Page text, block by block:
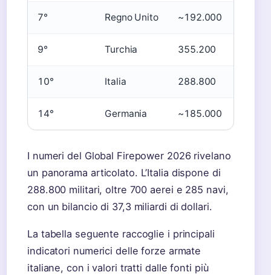
7° Regno Unito ~192.000
9° Turchia 355.200
10° Italia 288.800
14° Germania ~185.000
I numeri del Global Firepower 2026 rivelano
un panorama articolato. L’Italia dispone di
288.800 militari, oltre 700 aerei e 285 navi,
con un bilancio di 37,3 miliardi di dollari.
La tabella seguente raccoglie i principali
indicatori numerici delle forze armate
italiane, con i valori tratti dalle fonti più